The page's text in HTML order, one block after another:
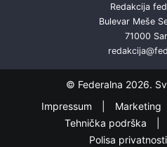
Redakcija
Bulevar Meše
71000
© Federalna 2026.
Impressum
Marketing
Tehnička podrška
Polisa privatnosti